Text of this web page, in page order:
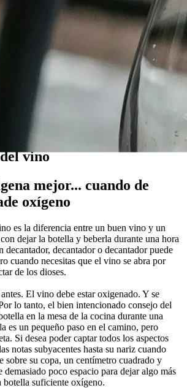
vino
mejor... cuando de
oxígeno
es la diferencia entre un buen vino y un
dejar la botella y beberla durante una hora
decantador, decantador o decantador puede
cuando necesitas que el vino se abra por
de los dioses.
El vino debe estar oxigenado. Y se
lo tanto, el bien intencionado consejo del
en la mesa de la cocina durante una
es un pequeño paso en el camino, pero
Si desea poder captar todos los aspectos
notas subyacentes hasta su nariz cuando
sobre su copa, un centímetro cuadrado y
demasiado poco espacio para dejar algo más
botella suficiente oxígeno.